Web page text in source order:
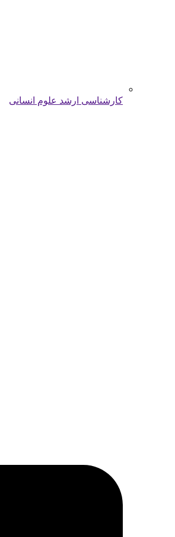
کارشناسی ارشد علوم انسانی